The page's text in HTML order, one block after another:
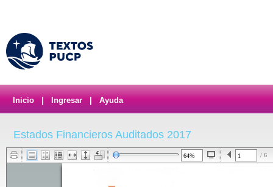
Inicio Ingresar Ayuda
Estados Financieros Auditados 2017
/ 6